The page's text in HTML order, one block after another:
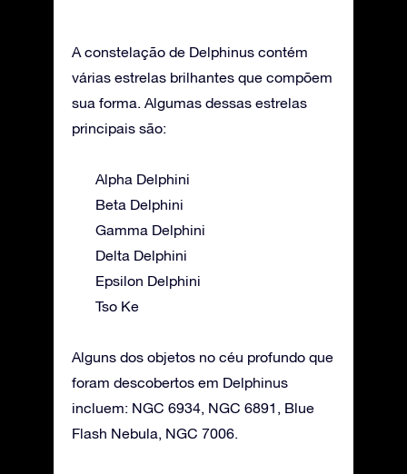
A constelação de Delphinus contém
várias estrelas brilhantes que compõem
sua forma. Algumas dessas estrelas
principais são:
Alpha Delphini
Beta Delphini
Gamma Delphini
Delta Delphini
Epsilon Delphini
Tso Ke
Alguns dos objetos no céu profundo que
foram descobertos em Delphinus
incluem: NGC 6934, NGC 6891, Blue
Flash Nebula, NGC 7006.